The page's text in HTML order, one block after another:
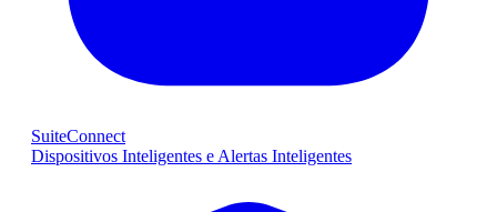
SuiteConnect
Dispositivos Inteligentes e Alertas Inteligentes